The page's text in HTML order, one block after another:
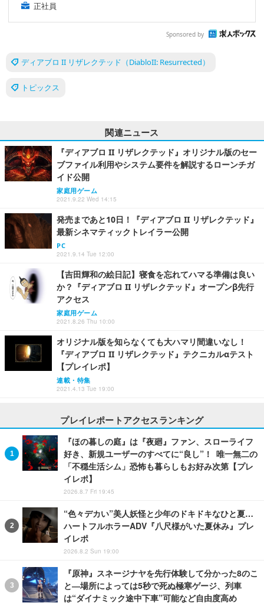
正社員
Sponsored by
ディアブロ II リザレクテッド（DiabloII: Resurrected）
トピックス
関連ニュース
『ディアブロ II リザレクテッド』オリジナル版のセー
ブファイル利用やシステム要件を解説するローンチガ
イド公開
家庭用ゲーム
2021.9.22 Wed 14:15
発売まであと10日！『ディアブロ II リザレクテッド』
最新シネマティックトレイラー公開
PC
2021.9.14 Tue 12:00
【吉田輝和の絵日記】寝食を忘れてハマる準備は良い
か？『ディアブロ II リザレクテッド』オープンβ先行
アクセス
家庭用ゲーム
2021.8.26 Thu 10:00
オリジナル版を知らなくても大ハマリ間違いなし！
『ディアブロ II リザレクテッド』テクニカルαテスト
【プレイレポ】
連載・特集
2021.4.13 Tue 19:00
プレイレポートアクセスランキング
『ほの暮しの庭』は『夜廻』ファン、スローライフ
好き、新規ユーザーのすべてに“良し”！ 唯一無二の
「不穏生活シム」恐怖も暮らしもお好み次第【プレ
イレポ】
2026.8.7 Fri 19:45
“色々デカい”美人妖怪と少年のドキドキなひと夏…
ハートフルホラーADV『八尺様がいた夏休み』プレ
イレポ
2026.8.2 Sun 19:00
『原神』スネージナヤを先行体験して分かった8のこ
と―場所によっては5秒で死ぬ極寒ゲージ、列車
は“ダイナミック途中下車”可能など自由度高め